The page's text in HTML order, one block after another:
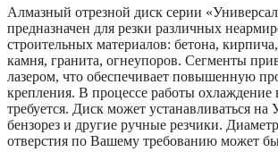
Алмазный отрезной диск серии
предназначен для резки различных
строительных материалов: бетона,
камня, гранита, огнеупоров. Cегменты
лазером, что обеспечивает повышенную
крепления. В процессе работы охлаждение
требуется. Диск может устанавливаться
бензорез и другие ручные резчики.
отверстия по Вашему требованию может